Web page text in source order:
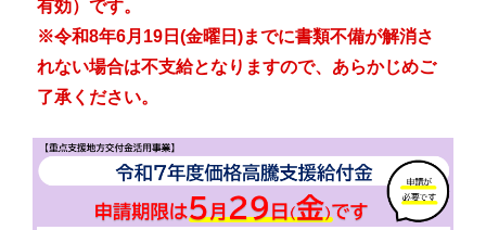
有効）です。
※令和8年6月19日(金曜日)までに書類不備が解消さ
れない場合は不支給となりますので、あらかじめご
了承ください。